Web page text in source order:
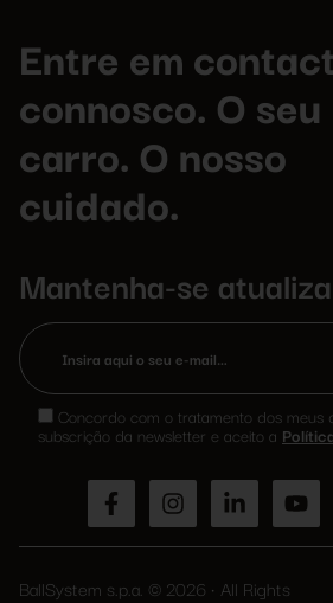
Entre em
connosco. O seu
carro. O nosso
cuidado.
Mantenha-se
Concordo com o tratamento dos meus
subscrição da newsletter e aceito a
BallSystem s.p.a. © 2026 • All Rights